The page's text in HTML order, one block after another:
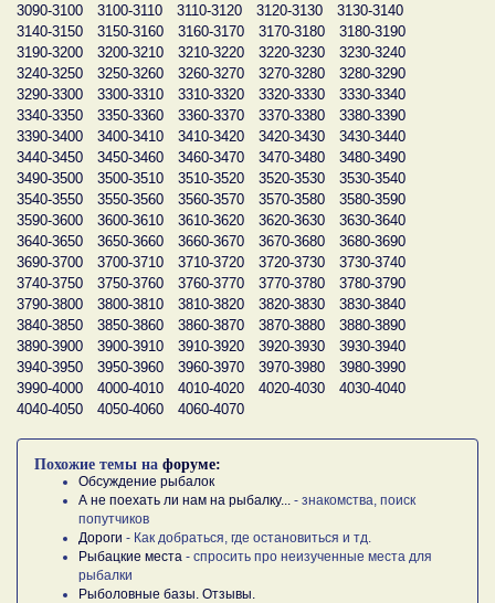
3090-3100
3100-3110 3110-3120 3120-3130
3130-3140
3140-3150
3150-3160 3160-3170 3170-3180
3180-3190
3190-3200
3200-3210 3210-3220 3220-3230
3230-3240
3240-3250
3250-3260 3260-3270 3270-3280
3280-3290
3290-3300
3300-3310 3310-3320 3320-3330
3330-3340
3340-3350
3350-3360 3360-3370 3370-3380
3380-3390
3390-3400
3400-3410 3410-3420 3420-3430
3430-3440
3440-3450
3450-3460 3460-3470 3470-3480
3480-3490
3490-3500
3500-3510 3510-3520 3520-3530
3530-3540
3540-3550
3550-3560 3560-3570 3570-3580
3580-3590
3590-3600
3600-3610 3610-3620 3620-3630
3630-3640
3640-3650
3650-3660 3660-3670 3670-3680
3680-3690
3690-3700
3700-3710 3710-3720 3720-3730
3730-3740
3740-3750
3750-3760 3760-3770 3770-3780
3780-3790
3790-3800
3800-3810 3810-3820 3820-3830
3830-3840
3840-3850
3850-3860 3860-3870 3870-3880
3880-3890
3890-3900
3900-3910 3910-3920 3920-3930
3930-3940
3940-3950
3950-3960 3960-3970 3970-3980
3980-3990
3990-4000
4000-4010 4010-4020 4020-4030
4030-4040
4040-4050
4050-4060 4060-4070
Похожие темы на форуме:
Обсуждение рыбалок
А не поехать ли нам на рыбалку...
- знакомства, поиск
попутчиков
Дороги - Как добраться, где остановиться и тд.
Рыбацкие места - спросить про неизученные места для
рыбалки
Рыболовные базы. Отзывы.